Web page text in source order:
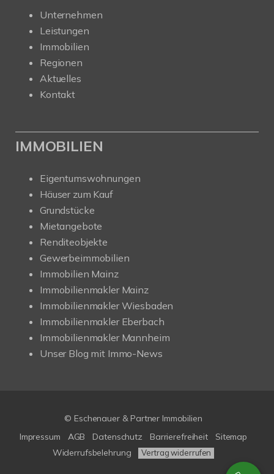
Unternehmen
Leistungen
Immobilien
Regionen
Aktuelles
Kontakt
IMMOBILIEN
Eigentumswohnungen
Häuser zum Kauf
Grundstücke
Mietangebote
Renditeobjekte
Gewerbeimmobilien
Immobilien Mainz
Immobilienmakler Mainz
Immobilienmakler Wiesbaden
Immobilienmakler Eberbach
Immobilienmakler Mannheim
Unser Blog mit Immo-News
© Eschenauer & Partner Immobilien
Impressum
AGB Datenschutz Barrierefreiheit
Sitemap
Widerrufsbelehrung
Vertrag widerrufen